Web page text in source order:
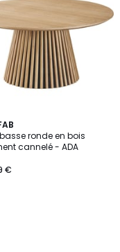
ronde en bois
cannelé - ADA
€